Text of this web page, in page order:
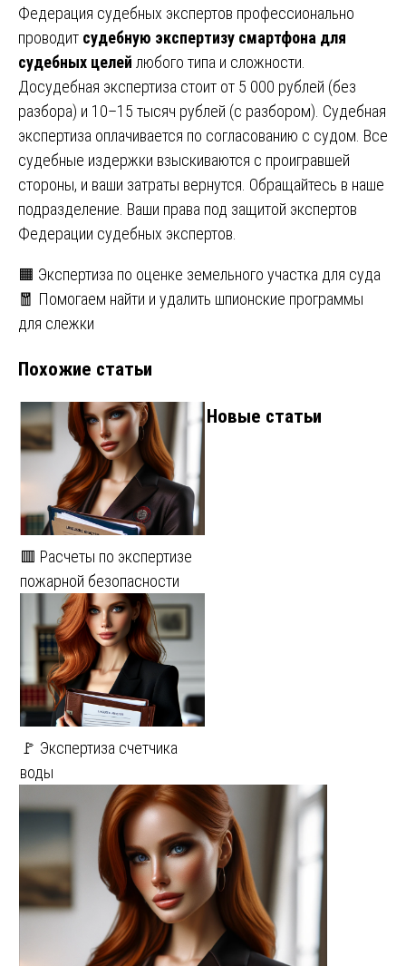
Федерация судебных экспертов профессионально
проводит судебную экспертизу смартфона для
судебных целей любого типа и сложности.
Досудебная экспертиза стоит от 5 000 рублей (без
разбора) и 10–15 тысяч рублей (с разбором). Судебная
экспертиза оплачивается по согласованию с судом. Все
судебные издержки взыскиваются с проигравшей
стороны, и ваши затраты вернутся. Обращайтесь в наше
подразделение. Ваши права под защитой экспертов
Федерации судебных экспертов.
Навигация
по
🟧 Экспертиза по оценке земельного участка для суда
🧧 Помогаем найти и удалить шпионские программы
для слежки
Похожие статьи
🟥 Расчеты по экспертизе
пожарной безопасности
🚩 Экспертиза счетчика
воды
Новые статьи